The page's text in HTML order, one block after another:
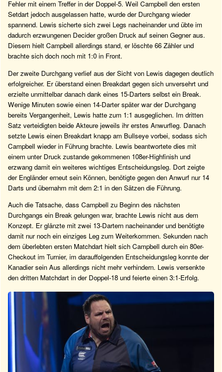
Fehler mit einem Treffer in der Doppel-5. Weil Campbell den ersten
Setdart jedoch ausgelassen hatte, wurde der Durchgang wieder
spannend. Lewis sicherte sich zwei Legs nacheinander und übte im
dadurch erzwungenen Decider großen Druck auf seinen Gegner aus.
Diesem hielt Campbell allerdings stand, er löschte 66 Zähler und
brachte sich doch noch mit 1:0 in Front.
Der zweite Durchgang verlief aus der Sicht von Lewis dagegen deutlich
erfolgreicher. Er überstand einen Breakdart gegen sich unversehrt und
erzielte unmittelbar danach dank eines 15-Darters selbst ein Break.
Wenige Minuten sowie einen 14-Darter später war der Durchgang
bereits Vergangenheit, Lewis hatte zum 1:1 ausgeglichen. Im dritten
Satz verteidigten beide Akteure jeweils ihr erstes Anwurfleg. Danach
setzte Lewis einen Breakdart knapp am Bullseye vorbei, sodass sich
Campbell wieder in Führung brachte. Lewis beantwortete dies mit
einem unter Druck zustande gekommenen 108er-Highfinish und
erzwang damit ein weiteres wichtiges Entscheidungsleg. Dort zeigte
der Engländer erneut sein Können, benötigte gegen den Anwurf nur 14
Darts und übernahm mit dem 2:1 in den Sätzen die Führung.
Auch die Tatsache, dass Campbell zu Beginn des nächsten
Durchgangs ein Break gelungen war, brachte Lewis nicht aus dem
Konzept. Er glänzte mit zwei 13-Dartern nacheinander und benötigte
damit nur noch ein einziges Leg zum Weiterkommen. Sekunden nach
dem überlebten ersten Matchdart hielt sich Campbell durch ein 80er-
Checkout im Turnier, im darauffolgenden Entscheidungsleg konnte der
Kanadier sein Aus allerdings nicht mehr verhindern. Lewis versenkte
den dritten Matchdart in der Doppel-18 und feierte einen 3:1-Erfolg.